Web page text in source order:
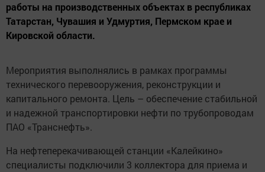
работы на производственных объектах в республиках
Татарстан, Чувашия и Удмуртия, Пермском крае и
Кировской области.
Мероприятия выполнялись в рамках программы
технического перевооружения, реконструкции и
капитального ремонта. Цель – обеспечение стабильной
и надежной транспортировки нефти по трубопроводам
ПАО «Транснефть».
На нефтеперекачивающей станции «Калейкино»
специалисты подключили 3 коллектора для приема и